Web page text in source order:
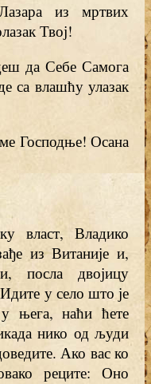
из мртвих
Твој!
да Себе Самога
са влашћу улазак
Господње! Осана
власт, Владико
из Витаније и,
посла двојицу
у село што је
њега, наћи ћете
нико од људи
Ако вас ко
реците: Оно